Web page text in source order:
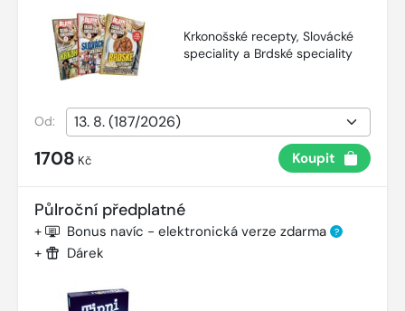
Krkonošské recepty, Slovácké
speciality a Brdské speciality
Od:
1708 Kč Koupit
Půlroční předplatné
+ Bonus navíc - elektronická verze zdarma ?
+ Dárek